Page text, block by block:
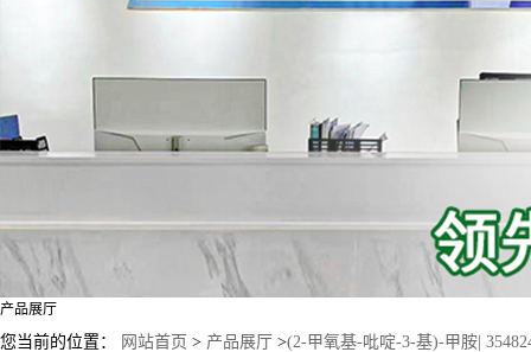
产品展厅
您当前的位置： 网站首页 > 产品展厅 >(2-甲氧基-吡啶-3-基)-甲胺|